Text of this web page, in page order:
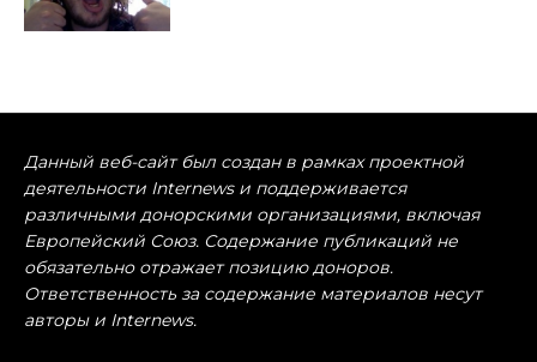
Данный веб-сайт был создан в рамках проектной
деятельности Internews и поддерживается
различными донорскими организациями, включая
Европейский Союз. Содержание публикаций не
обязательно отражает позицию доноров.
Ответственность за содержание материалов несут
авторы и Internews.